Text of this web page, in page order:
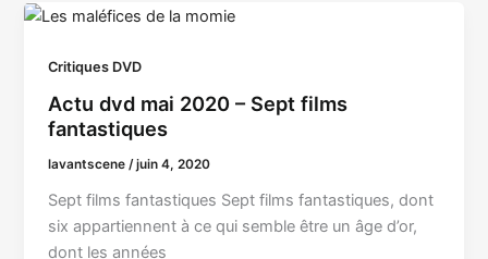
Critiques DVD
Actu dvd mai 2020 – Sept films
fantastiques
lavantscene/juin 4, 2020
Sept films fantastiques Sept films fantastiques, dont
six appartiennent à ce qui semble être un âge d’or,
dont les années